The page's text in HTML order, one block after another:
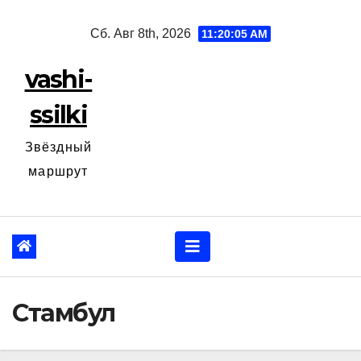
Сб. Авг 8th, 2026 11:20:06 AM
vashi-
ssilki
Звёздный
маршрут
Стамбул